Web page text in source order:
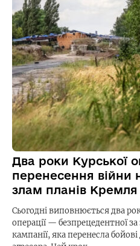
Два роки Курської
перенесення війни
злам планів Кремля
Сьогодні виповнюється два
операції — безпрецедентної
кампанії, яка перенесла